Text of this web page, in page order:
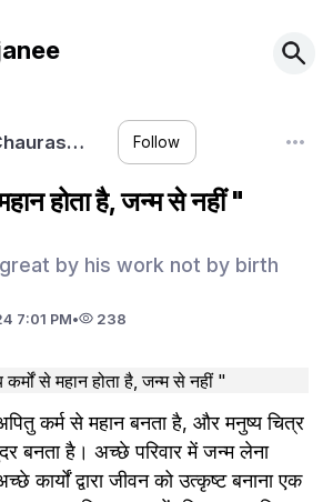
Follow
होता है, जन्म से नहीं "
by his work not by birth
7:01 PM• 238
कर्म से महान बनता है, और मनुष्य चित्र
बनता है। अच्छे परिवार में जन्म लेना
कार्यों द्वारा जीवन को उत्कृष्ट बनाना एक